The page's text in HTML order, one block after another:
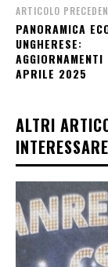
ARTICOLO
PANORAMICA
UNGHERESE:
APRILE 2025
ALTRI
INTERESSARE